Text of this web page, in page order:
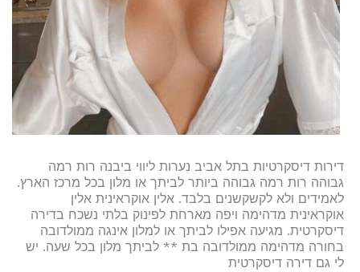
דירות דיסקרטיות בתל אביב נערות ליווי ביבנה רות רמה
גבוהה רות רמה גבוהה ביותר לביתך או מלון בכל מרכז הארץ.
לאמידים ולא לקשקשנים בלבד. אלין אוקראינית אלין
אוקראינית מדהימה ויפה מארחת לפינוק בלתי נשכח בדירה
דיסקרטית. מגיעה אפילו לביתך או למלון אינגה ממולדובה
בחורה מדהימה ממולדובה בת ** לביתך מלון בכל שעה. יש
לי גם דירה דיסקרטית